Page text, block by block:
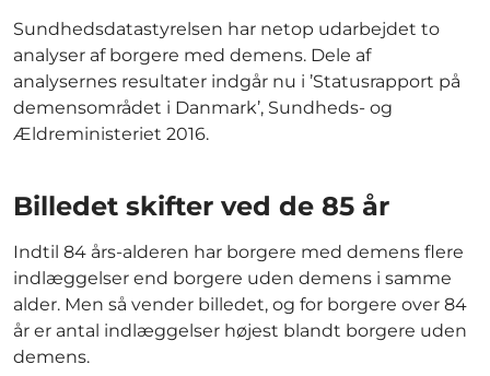
Sundhedsdatastyrelsen har netop udarbejdet to
analyser af borgere med demens. Dele af
analysernes resultater indgår nu i ’Statusrapport på
demensområdet i Danmark’, Sundheds- og
Ældreministeriet 2016.
Billedet skifter ved de 85 år
Indtil 84 års-alderen har borgere med demens flere
indlæggelser end borgere uden demens i samme
alder. Men så vender billedet, og for borgere over 84
år er antal indlæggelser højest blandt borgere uden
demens.